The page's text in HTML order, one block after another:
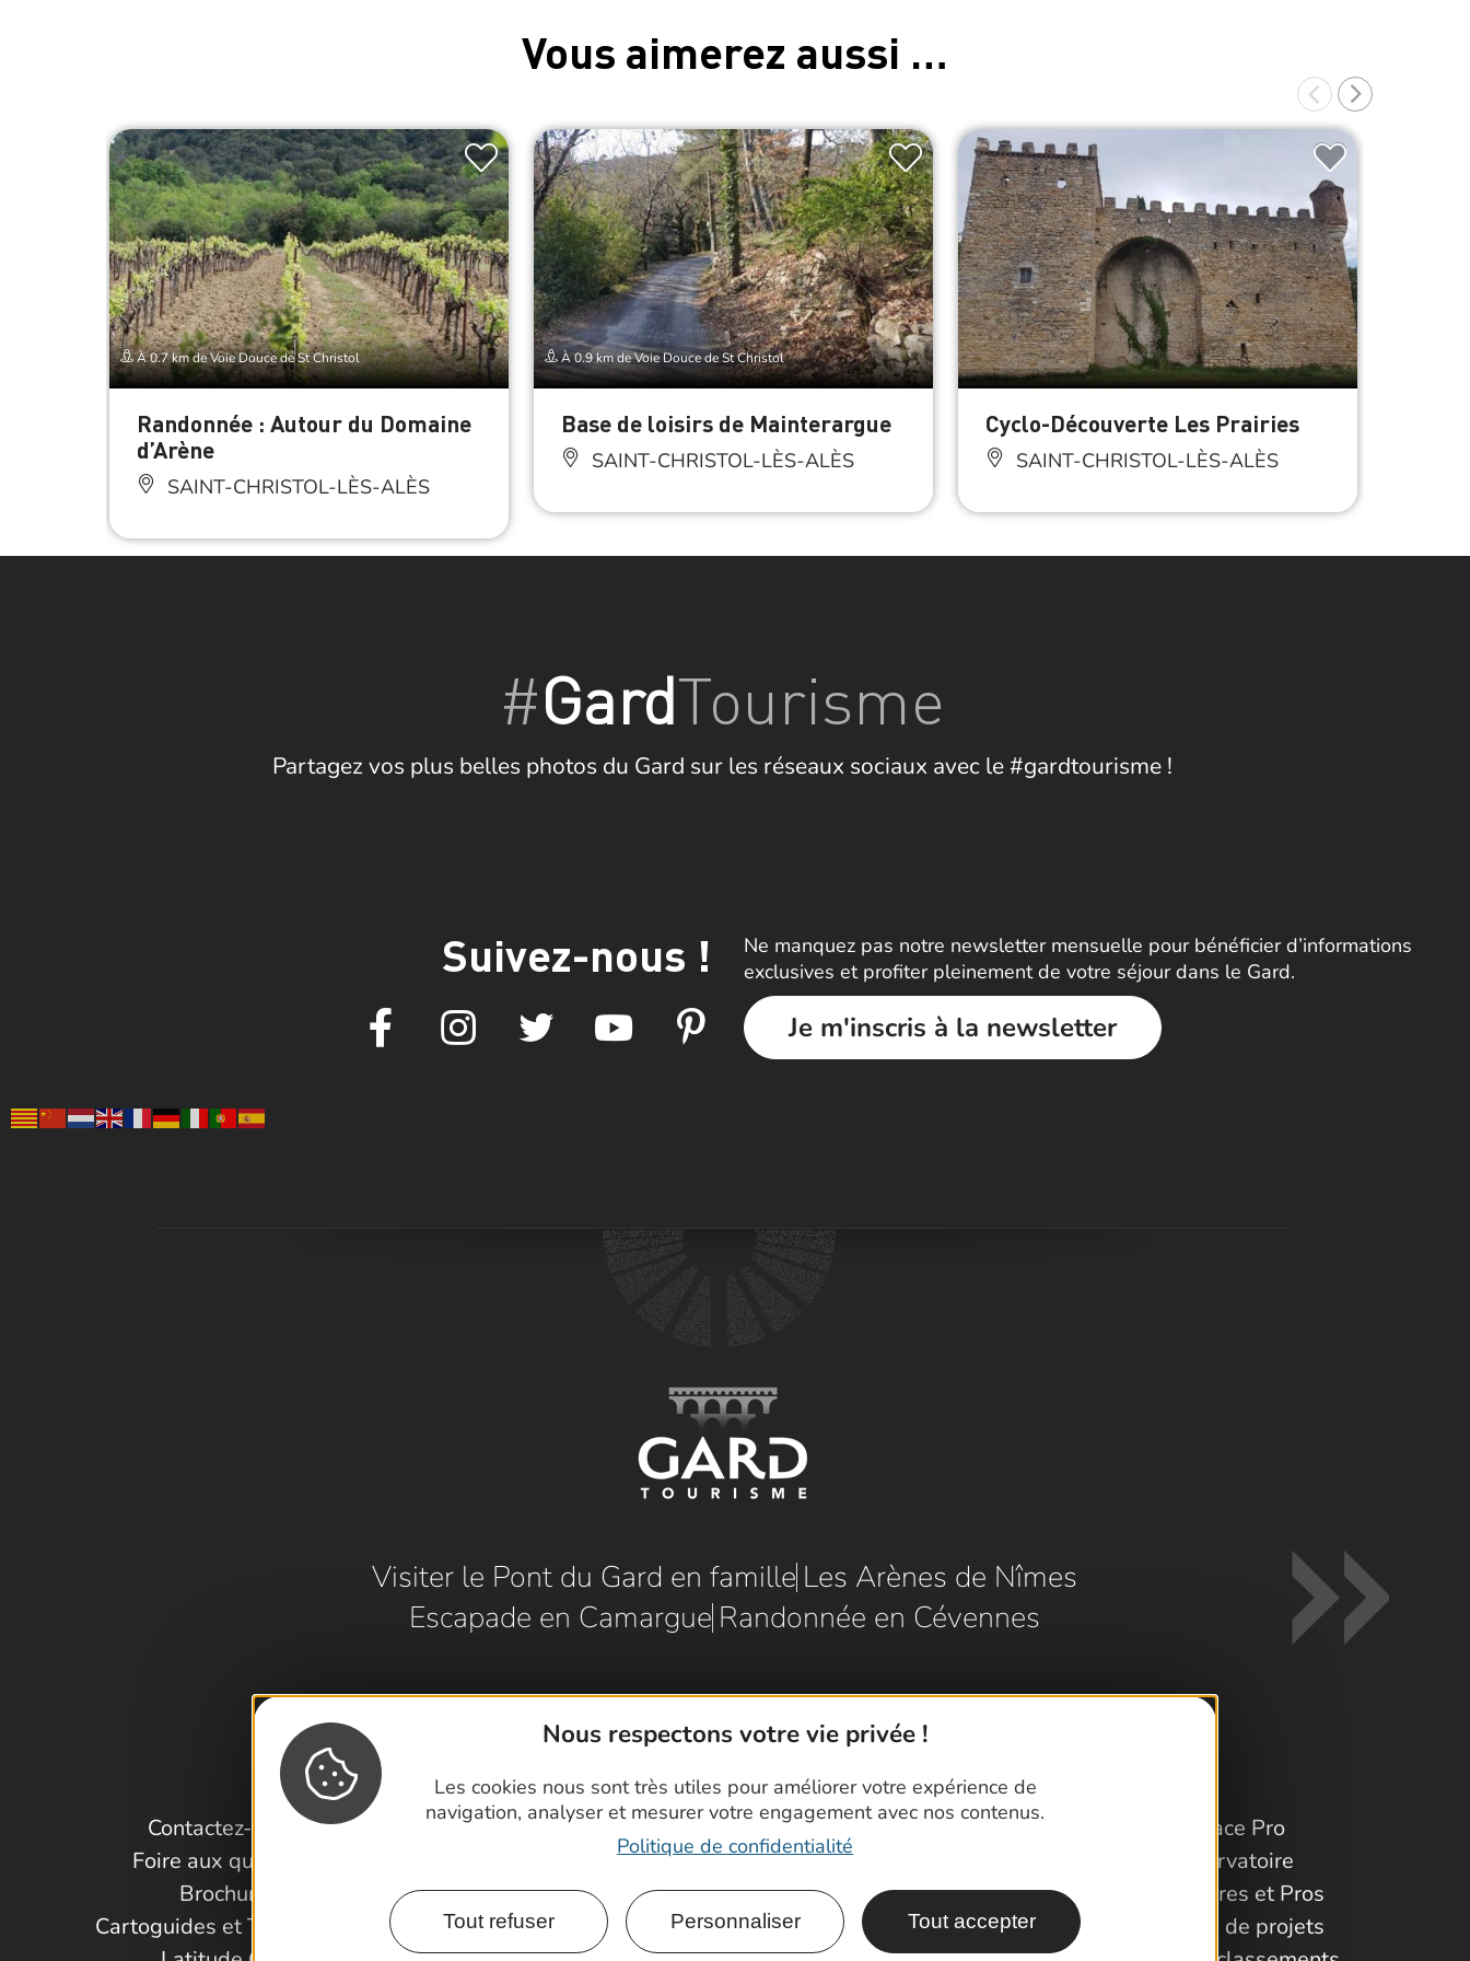
Nous respectons votre vie privée !
Les cookies nous sont très utiles pour améliorer votre expérience de
navigation, analyser et mesurer votre engagement avec nos contenus.
Politique de confidentialité
Tout refuser Personnaliser Tout accepter
Vous aimerez aussi …
À 0.7 km de Voie Douce de St Christol
Randonnée : Autour du Domaine
d’Arène
SAINT-CHRISTOL-LÈS-ALÈS
À 0.9 km de Voie Douce de St Christol
Base de loisirs de Mainterargue
SAINT-CHRISTOL-LÈS-ALÈS
Cyclo-Découverte Les Prairies
SAINT-CHRISTOL-LÈS-ALÈS
#GardTourisme
Partagez vos plus belles photos du Gard sur les réseaux sociaux avec le #gardtourisme !
Suivez-nous !
Ne manquez pas notre newsletter mensuelle pour bénéficier d’informations
exclusives et profiter pleinement de votre séjour dans le Gard.
Je m'inscris à la newsletter
Visiter le Pont du Gard en famille Les Arènes de Nîmes
Escapade en Camargue Randonnée en Cévennes
Contactez-nous !
Foire aux questions
Brochures
Cartoguides et Topoguides
Espace Pro
Observatoire
Partenaires et Pros
Porteurs de projets